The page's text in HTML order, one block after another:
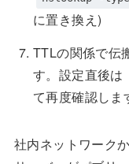
に置き換え)
TTLの関係で伝
す。設定直後は
て再度確認しま
社内ネットワーク